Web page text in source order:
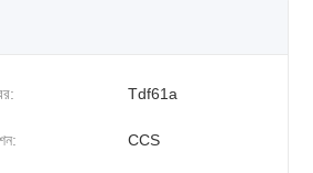
Tdf61a
CCS